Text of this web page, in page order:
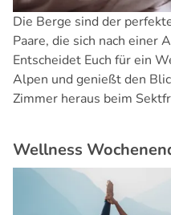
Die Berge sind der
Paare, die sich nach einer
Entscheidet Euch für ein
Alpen und genießt den
Zimmer heraus beim
Wellness